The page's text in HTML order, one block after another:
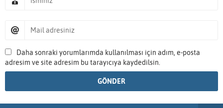
Daha sonraki yorumlarımda kullanılması için adım, e-posta
adresim ve site adresim bu tarayıcıya kaydedilsin.